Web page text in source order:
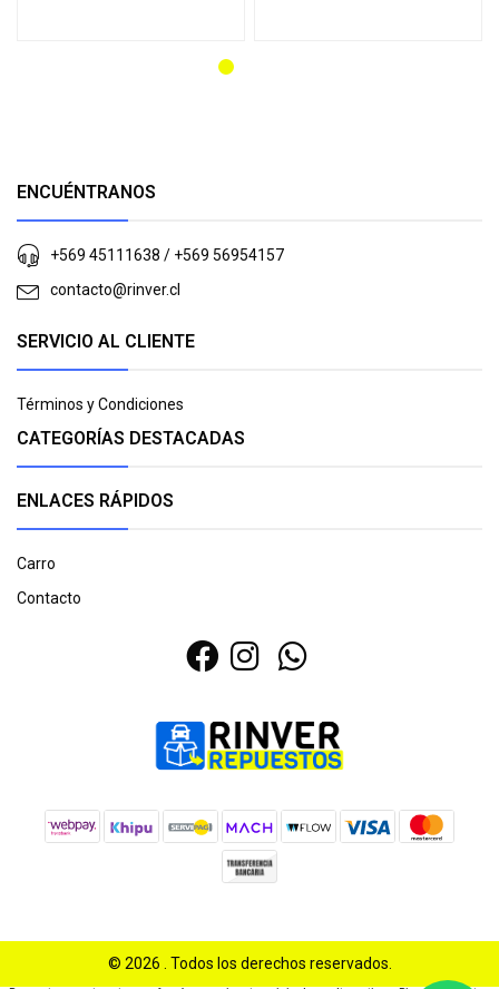
ENCUÉNTRANOS
+569 45111638 / +569 56954157
contacto@rinver.cl
SERVICIO AL CLIENTE
Términos y Condiciones
CATEGORÍAS DESTACADAS
ENLACES RÁPIDOS
Carro
Contacto
© 2026 . Todos los derechos reservados.